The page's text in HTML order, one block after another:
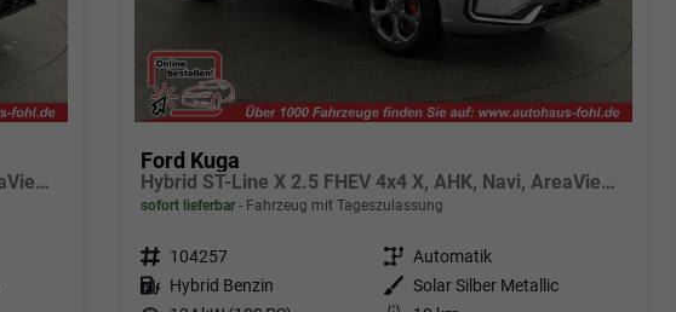
Hybrid ST-Line X 2.5 FHEV 4x4 X, AHK, Navi, AreaView, Sound, Side, el. Klappe, Winter, 5 J.-Garantie
Ford Kuga
Hybrid ST-Line X 2.5 FHEV 4x4 X, AHK, Navi, AreaView, Sound, Side, el. Klappe, Winter, 5 J.-Garantie
sofort lieferbar Fahrzeug mit Tageszulassung
Fahrzeugnr. 104257 Getriebe Automatik
Kraftstoff Hybrid Benzin Außenfarbe Solar Silber Metallic